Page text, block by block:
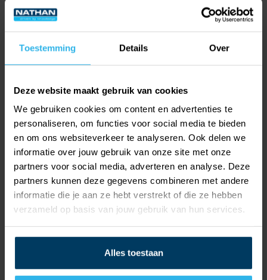
Toestemming Details Over
Deze website maakt gebruik van cookies
We gebruiken cookies om content en advertenties te
personaliseren, om functies voor social media te bieden
en om ons websiteverkeer te analyseren. Ook delen we
informatie over jouw gebruik van onze site met onze
partners voor social media, adverteren en analyse. Deze
partners kunnen deze gegevens combineren met andere
informatie die je aan ze hebt verstrekt of die ze hebben
verzameld op basis van jouw gebruik van hun services.
Alles toestaan
Een partnership gebaseerd op wederzijds vertrouwen:
Wolf Nathan, CEO Nathan Group (links), ondertekende
samen met Peter Centen CTO Nathan Group, Sjacco
van de Sande, Managing Director AIT Deutschland
GmbH, de vernieuwde samenwerkingsovereenkomst
waarbij Nathan de fabrieksagent blijft voor GF
Building Flow Solutions in de Benelux.